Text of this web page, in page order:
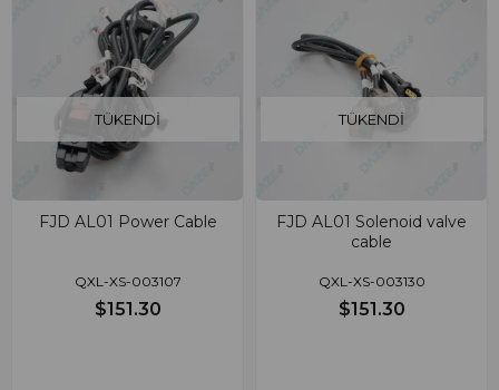
TÜKENDI
FJD AL01 Power Cable
QXL-XS-003107
$151.30
TÜKENDI
FJD AL01 Solenoid valve
cable
QXL-XS-003130
$151.30